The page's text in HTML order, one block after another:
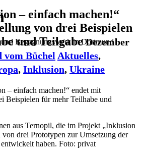
Begegnungswerk in Dortmund
– einfach machen!“
von drei Beispielen
und TeilgabeDezember
vom BüchelAktuelles,
, Inklusion, Ukraine
aus Ternopil, die im Projekt „Inklusion
von drei Prototypen zur Umsetzung der
haben. Foto: privat